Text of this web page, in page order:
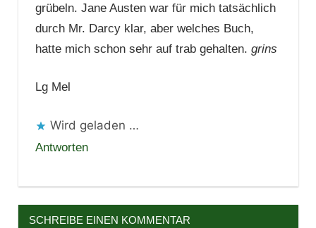
grübeln. Jane Austen war für mich tatsächlich
durch Mr. Darcy klar, aber welches Buch,
hatte mich schon sehr auf trab gehalten. grins
Lg Mel
Wird geladen …
Antworten
SCHREIBE EINEN KOMMENTAR